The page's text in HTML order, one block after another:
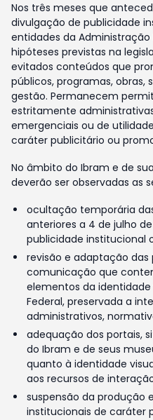
Nos três meses que
divulgação de publicidade
entidades da Administração
hipóteses previstas na
evitados conteúdos que
públicos, programas, obras,
gestão. Permanecem
estritamente
emergenciais ou de
caráter publicitário ou
No âmbito do Ibram e de
deverão ser observadas as
ocultação temporária
anteriores a 4 de julho
publicidade institucional
revisão e adaptação das
comunicação que
elementos da
Federal, preservada a
administrativos,
adequação dos portais,
do Ibram e de seus
quanto à identidade
aos recursos de
suspensão da produção
institucionais de caráter